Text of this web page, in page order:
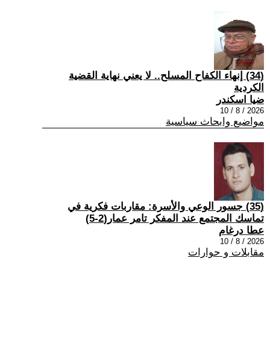
(34) إنهاء الكفاح المسلح.. لا يعني نهاية القضية
الكردية
ضيا اسكندر
2026 / 8 / 10
مواضيع وابحاث سياسية
(35) جسور الوعي والأسرة: مقاربات فكرية في
تماسك المجتمع عند المفكر تامر عمار(2-5)
عطا درغام
2026 / 8 / 10
مقابلات و حوارات